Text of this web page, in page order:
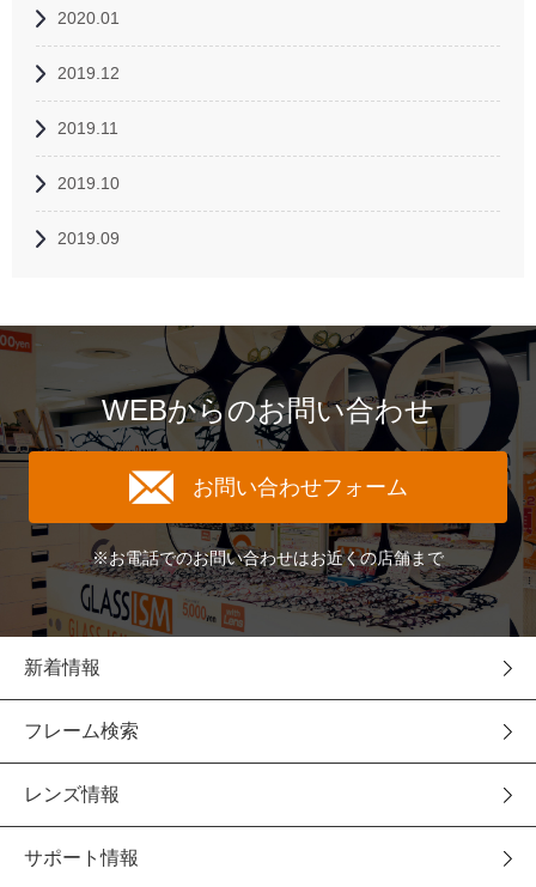
2020.01
2019.12
2019.11
2019.10
2019.09
WEBからのお問い合わせ
お問い合わせフォーム
※お電話でのお問い合わせはお近くの店舗まで
新着情報
フレーム検索
レンズ情報
サポート情報